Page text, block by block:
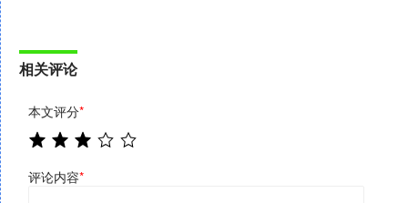
相关评论
本文评分*
评论内容*